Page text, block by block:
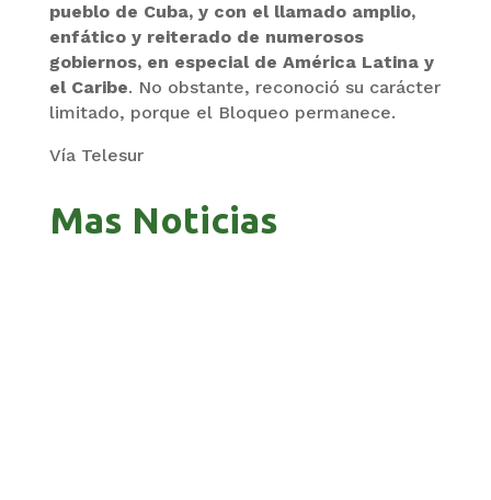
pueblo de Cuba, y con el llamado amplio,
enfático y reiterado de numerosos
gobiernos, en especial de América Latina y
el Caribe. No obstante, reconoció su carácter
limitado, porque el Bloqueo permanece.
Vía Telesur
Mas Noticias